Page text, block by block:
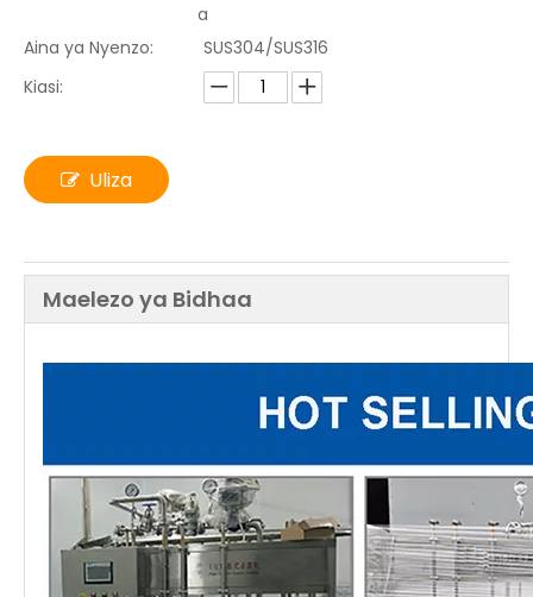
a
Aina ya Nyenzo:
SUS304/SUS316
Kiasi:
Uliza
Maelezo ya Bidhaa